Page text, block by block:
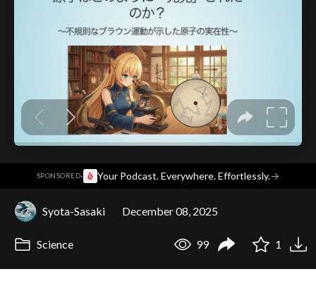
SPONSORED· Your Podcast. Everywhere. Effortlessly.→
Syota-Sasaki December 08, 2025
Science 99 1